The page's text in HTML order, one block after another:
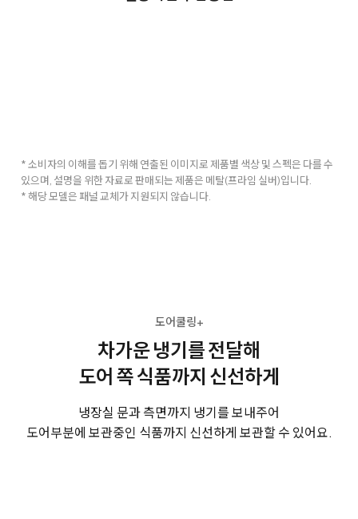
* 소비자의 이해를 돕기 위해 연출된 이미지로 제품별 색상 및 스펙은 다를 수
있으며, 설명을 위한 자료로 판매되는 제품은 메탈(프라임 실버)입니다.
* 해당 모델은 패널 교체가 지원되지 않습니다.
도어쿨링+
차가운 냉기를 전달해
도어 쪽 식품까지 신선하게
냉장실 문과 측면까지 냉기를 보내주어
도어부분에 보관중인 식품까지 신선하게 보관할 수 있어요.